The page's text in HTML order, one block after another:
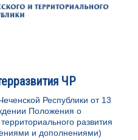
ЧР
Республики от 13
Положения о
развития
и дополнениями)